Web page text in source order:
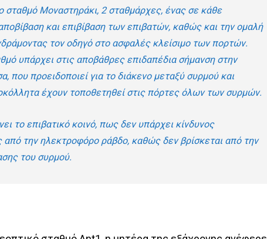
σταθμό Μοναστηράκι, 2 σταθμάρχες, ένας σε κάθε
και επιβίβαση των επιβατών, καθώς και την ομαλή
τον οδηγό στο ασφαλές κλείσιμο των πορτών.
υπάρχει στις αποβάθρες επιδαπέδια σήμανση στην
που προειδοποιεί για το διάκενο μεταξύ συρμού και
έχουν τοποθετηθεί στις πόρτες όλων των συρμών.
το επιβατικό κοινό, πως δεν υπάρχει κίνδυνος
την ηλεκτροφόρο ράβδο, καθώς δεν βρίσκεται από την
του συρμού.